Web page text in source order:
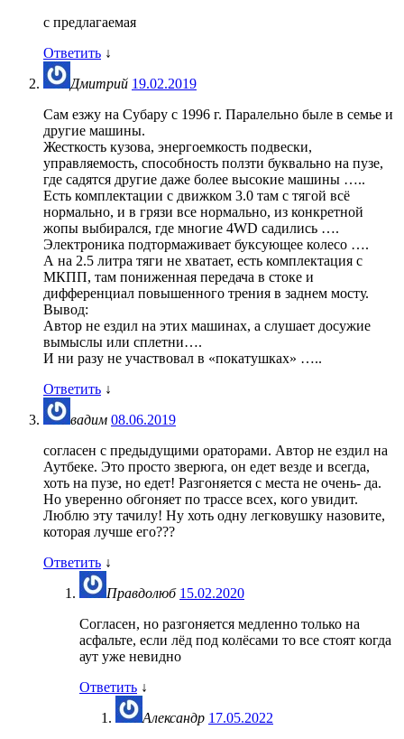
с предлагаемая
Ответить ↓
Дмитрий 19.02.2019
Сам езжу на Субару с 1996 г. Паралельно быле в семье и
другие машины.
Жесткость кузова, энергоемкость подвески,
управляемость, способность ползти буквально на пузе,
где садятся другие даже более высокие машины …..
Есть комплектации с движком 3.0 там с тягой всё
нормально, и в грязи все нормально, из конкретной
жопы выбирался, где многие 4WD садились ….
Электроника подтормаживает буксующее колесо ….
А на 2.5 литра тяги не хватает, есть комплектация с
МКПП, там пониженная передача в стоке и
дифференциал повышенного трения в заднем мосту.
Вывод:
Автор не ездил на этих машинах, а слушает досужие
вымыслы или сплетни….
И ни разу не участвовал в «покатушках» …..
Ответить ↓
вадим 08.06.2019
согласен с предыдущими ораторами. Автор не ездил на
Аутбеке. Это просто зверюга, он едет везде и всегда,
хоть на пузе, но едет! Разгоняется с места не очень- да.
Но уверенно обгоняет по трассе всех, кого увидит.
Люблю эту тачилу! Ну хоть одну легковушку назовите,
которая лучше его???
Ответить ↓
Правдолюб 15.02.2020
Согласен, но разгоняется медленно только на
асфальте, если лёд под колёсами то все стоят когда
аут уже невидно
Ответить ↓
Александр 17.05.2022